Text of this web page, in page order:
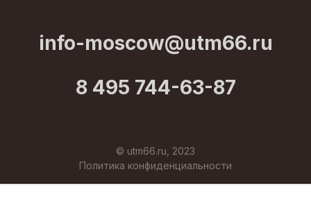
info-moscow@utm66.ru
8 495 744-63-87
© utm66.ru, 2023
Политика конфиденциальности